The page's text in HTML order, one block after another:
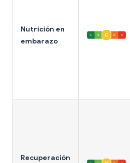
Nutrición en
embarazo
Recuperación